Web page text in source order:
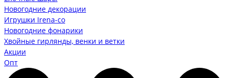
Новогодние декорации
Игрушки Irena-co
Новогодние фонарики
Хвойные гирлянды, венки и ветки
Акции
Опт